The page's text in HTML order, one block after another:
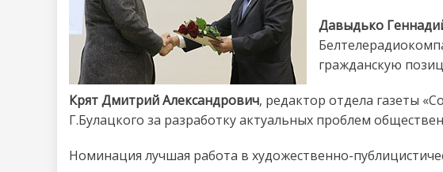
Давыдько
гражданскую
Крят Дмитрий Александрович, редактор отдела газеты
Г.Булацкого за разработку актуальных проблем
Номинация лучшая работа в художественно-